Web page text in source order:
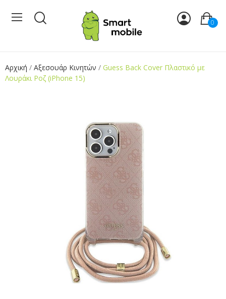
0
Αρχική Αξεσουάρ Κινητών
Guess Back Cover Πλαστικό με
Λουράκι Ροζ (iPhone 15)